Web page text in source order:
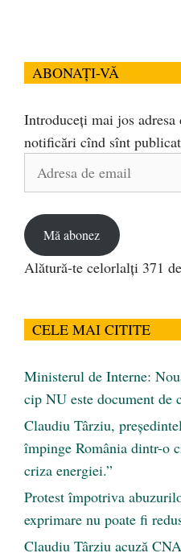
ABONAȚI-VĂ
Introduceți mai jos
notificări cînd sînt
Adresa
Mă abonez
Alătură-te celorlalți 371
CELE MAI CITITE
Ministerul de Interne:
cip NU este document de
Claudiu Târziu,
împinge România dintr-o
criza energiei.”
Protest împotriva
exprimare nu poate fi
Claudiu Târziu acuză